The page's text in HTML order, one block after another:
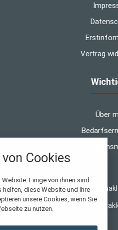
Vertrag
Über
© 2026 WK-
Cookies
Einige von ihnen sind
diese Website und Ihre
unsere Cookies, wenn Sie
zu nutzen.
alle verwendeten Cookies und
folgende Kategorien zu